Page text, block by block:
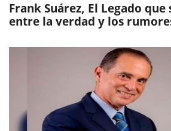
Frank Suárez, El Legado
entre la verdad y los